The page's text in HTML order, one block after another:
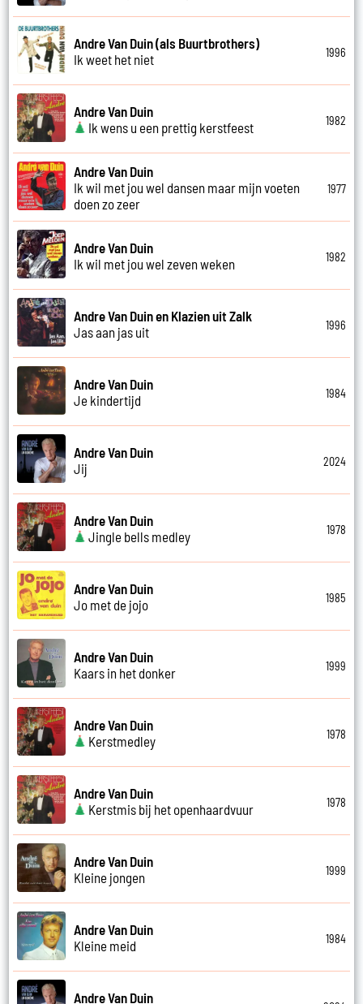
Andre Van Duin (als Buurtbrothers)
Ik weet het niet
1996
Andre Van Duin
Ik wens u een prettig kerstfeest
1982
Andre Van Duin
Ik wil met jou wel dansen maar mijn voeten
doen zo zeer
1977
Andre Van Duin
Ik wil met jou wel zeven weken
1982
Andre Van Duin en Klazien uit Zalk
Jas aan jas uit
1996
Andre Van Duin
Je kindertijd
1984
Andre Van Duin
Jij
2024
Andre Van Duin
Jingle bells medley
1978
Andre Van Duin
Jo met de jojo
1985
Andre Van Duin
Kaars in het donker
1999
Andre Van Duin
Kerstmedley
1978
Andre Van Duin
Kerstmis bij het openhaardvuur
1978
Andre Van Duin
Kleine jongen
1999
Andre Van Duin
Kleine meid
1984
Andre Van Duin